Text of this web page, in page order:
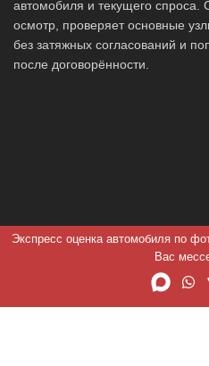
автомобиля и текущего спроса.
осмотр, проверяет основные
без затяжных согласований и
после договорённости.
Экспресс оценка автомобиля по
Вас